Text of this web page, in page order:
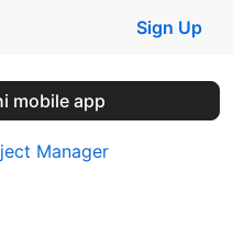
Sign Up
mobile app
Manager